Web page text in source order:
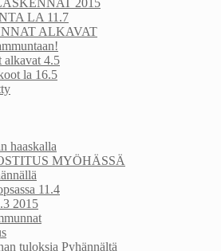
LA 11.7
ALKAVAT
alkavat 4.5
la 16.5
haaskalla
MYÖHÄSSÄ
11.4
2015
tuloksia Pyhännältä